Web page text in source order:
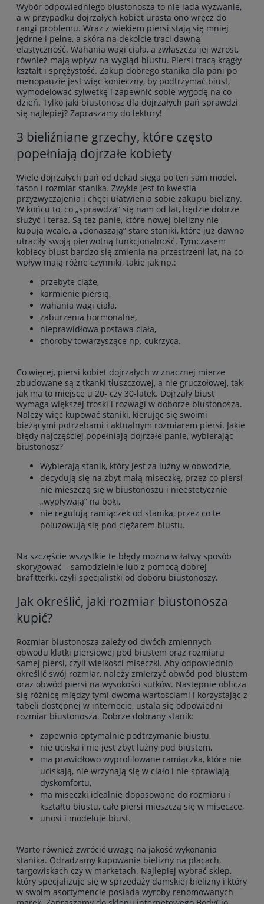
Wybór odpowiedniego biustonosza to nie lada wyzwanie,
a w przypadku dojrzałych kobiet urasta ono wręcz do
rangi problemu. Wraz z wiekiem piersi stają się mniej
jędrne i pełne, a skóra na dekolcie traci dawną
elastyczność. Wahania wagi ciała, a zwłaszcza jej wzrost,
również mają wpływ na wygląd biustu. Piersi tracą krągły
kształt i sprężystość. Zakup dobrego stanika dla pani po
menopauzie jest więc konieczny, by podtrzymać biust,
wymodelować sylwetkę i zapewnić sobie wygodę na co
dzień. Tylko jaki biustonosz dla dojrzałych pań sprawdzi
się najlepiej? Zapraszamy do lektury!
3 bieliźniane grzechy, które często
popełniają dojrzałe kobiety
Wiele dojrzałych pań od dekad sięga po ten sam model,
fason i rozmiar stanika. Zwykle jest to kwestia
przyzwyczajenia i chęci ułatwienia sobie zakupu bielizny.
W końcu to, co „sprawdza” się nam od lat, będzie dobrze
służyć i teraz. Są też panie, które nowej bielizny nie
kupują wcale, a „donaszają” stare staniki, które już dawno
utraciły swoją pierwotną funkcjonalność. Tymczasem
kobiecy biust bardzo się zmienia na przestrzeni lat, na co
wpływ mają różne czynniki, takie jak np.:
przebyte ciąże,
karmienie piersią,
wahania wagi ciała,
zaburzenia hormonalne,
nieprawidłowa postawa ciała,
choroby towarzyszące np. cukrzyca.
Co więcej, piersi kobiet dojrzałych w znacznej mierze
zbudowane są z tkanki tłuszczowej, a nie gruczołowej, tak
jak ma to miejsce u 20- czy 30-latek. Dojrzały biust
wymaga większej troski i rozwagi w doborze biustonosza.
Należy więc kupować staniki, kierując się swoimi
bieżącymi potrzebami i aktualnym rozmiarem piersi. Jakie
błędy najczęściej popełniają dojrzałe panie, wybierając
biustonosz?
Wybierają stanik, który jest za luźny w obwodzie,
decydują się na zbyt małą miseczkę, przez co piersi
nie mieszczą się w biustonoszu i nieestetycznie
„wypływają” na boki,
nie regulują ramiączek od stanika, przez co te
poluzowują się pod ciężarem biustu.
Na szczęście wszystkie te błędy można w łatwy sposób
skorygować – samodzielnie lub z pomocą dobrej
brafitterki, czyli specjalistki od doboru biustonoszy.
Jak określić, jaki rozmiar biustonosza
kupić?
Rozmiar biustonosza zależy od dwóch zmiennych -
obwodu klatki piersiowej pod biustem oraz rozmiaru
samej piersi, czyli wielkości miseczki. Aby odpowiednio
określić swój rozmiar, należy zmierzyć obwód pod biustem
oraz obwód piersi na wysokości sutków. Następnie oblicza
się różnicę między tymi dwoma wartościami i korzystając z
tabeli dostępnej w internecie, ustala się odpowiedni
rozmiar biustonosza. Dobrze dobrany stanik:
zapewnia optymalnie podtrzymanie biustu,
nie uciska i nie jest zbyt luźny pod biustem,
ma prawidłowo wyprofilowane ramiączka, które nie
uciskają, nie wrzynają się w ciało i nie sprawiają
dyskomfortu,
ma miseczki idealnie dopasowane do rozmiaru i
kształtu biustu, całe piersi mieszczą się w miseczce,
unosi i modeluje biust.
Warto również zwrócić uwagę na jakość wykonania
stanika. Odradzamy kupowanie bielizny na placach,
targowiskach czy w marketach. Najlepiej wybrać sklep,
który specjalizuje się w sprzedaży damskiej bielizny i który
w swoim asortymencie posiada wyroby renomowanych